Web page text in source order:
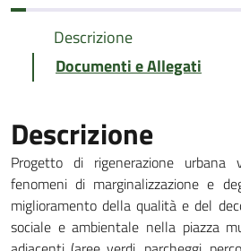
Descrizione
Documenti e Allegati
Descrizione
Progetto di rigenerazione
fenomeni di marginalizzazione e
miglioramento della qualità e del
sociale e ambientale nella piazza